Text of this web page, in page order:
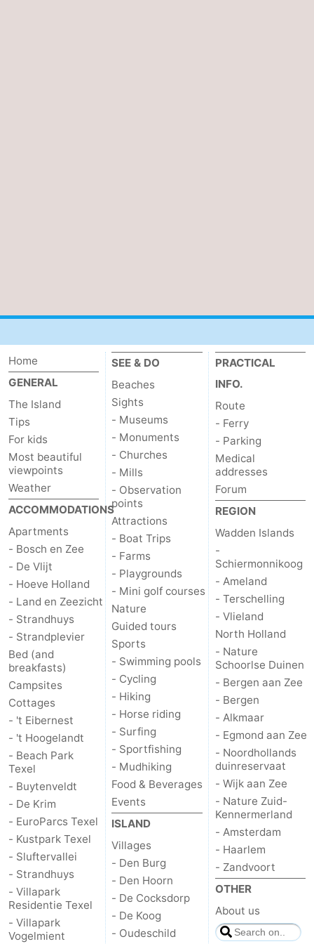
golf
courses
Guided
tours
Sports
-
Swimming
pools
-
Cycling
-
Hiking
-
riding
Surfing
Sportfishing
-
Mudhiking
Seals
spotting
Food
&
Beverages
Events
Practical
Forum
Route
-
Ferry
-
Parking
Island
Hopping
Medical
Home
GENERAL
The Island
Tips
For kids
Most beautiful
viewpoints
Weather
ACCOMMODATIONS
Apartments
- Bosch en Zee
- De Vlijt
- Hoeve Holland
- Land en Zeezicht
- Strandhuys
- Strandplevier
Bed (and
breakfasts)
Campsites
Cottages
- 't Eibernest
- 't Hoogelandt
- Beach Park
Texel
- Buytenveldt
- De Krim
- EuroParcs Texel
- Kustpark Texel
- Sluftervallei
- Strandhuys
- Villapark
Residentie Texel
- Villapark
Vogelmient
SEE & DO
Beaches
Sights
- Museums
- Monuments
- Churches
- Mills
- Observation
points
Attractions
- Boat Trips
- Farms
- Playgrounds
- Mini golf courses
Nature
Guided tours
Sports
- Swimming pools
- Cycling
- Hiking
- Horse riding
- Surfing
- Sportfishing
- Mudhiking
Food & Beverages
Events
ISLAND
Villages
- Den Burg
- Den Hoorn
- De Cocksdorp
- De Koog
- Oudeschild
PRACTICAL
INFO.
Route
- Ferry
- Parking
Medical
addresses
Forum
REGION
Wadden Islands
-
Schiermonnikoog
- Ameland
- Terschelling
- Vlieland
North Holland
- Nature
Schoorlse Duinen
- Bergen aan Zee
- Bergen
- Alkmaar
- Egmond aan Zee
- Noordhollands
duinreservaat
- Wijk aan Zee
- Nature Zuid-
Kennermerland
- Amsterdam
- Haarlem
- Zandvoort
OTHER
About us